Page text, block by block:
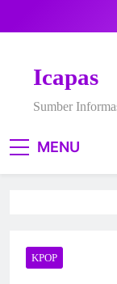
Icapas
Sumber
MENU
KPOP